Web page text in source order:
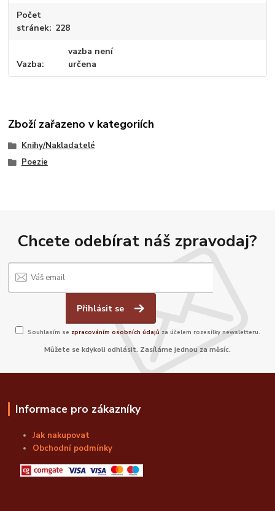
Počet
stránek 228
Vazba
vazba není
určena
Zboží zařazeno v kategoriích
Knihy/Nakladatelé
Poezie
Chcete odebírat náš zpravodaj?
Přihlásit se
Souhlasím se zpracováním osobních údajů za účelem rozesílky newsletteru.
Můžete se kdykoli odhlásit. Zasíláme jednou za měsíc.
Informace pro zákazníky
Jak nakupovat
Obchodní podmínky